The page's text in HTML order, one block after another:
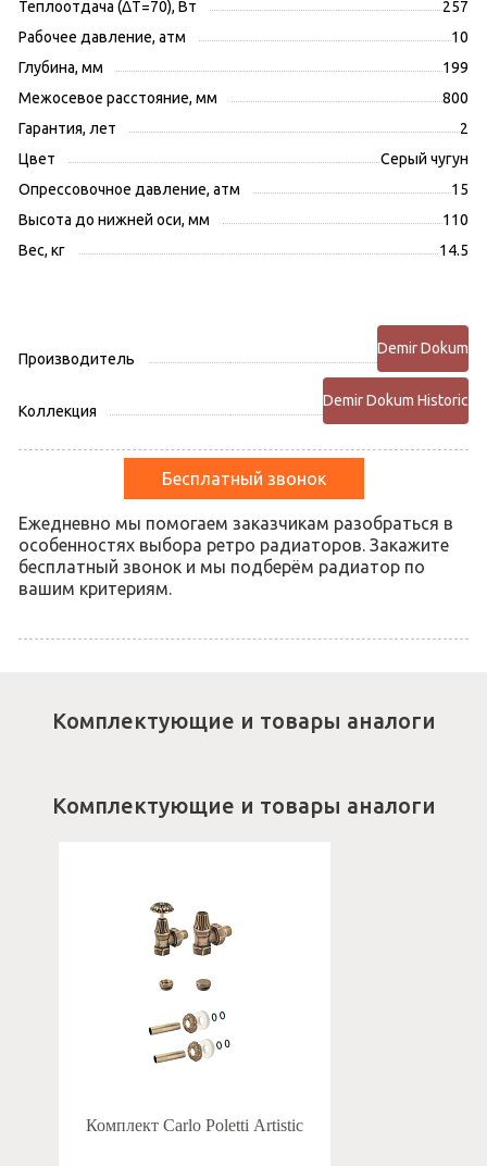
Теплоотдача (ΔT=70), Вт
257
Рабочее давление, атм
10
Глубина, мм
199
Межосевое расстояние, мм
800
Гарантия, лет
2
Цвет
Серый чугун
Опрессовочное давление, атм
15
Высота до нижней оси, мм
110
Вес, кг
14.5
Производитель
Demir Dokum
Коллекция
Demir Dokum Historic
Бесплатный звонок
Ежедневно мы помогаем заказчикам разобраться в
особенностях выбора ретро радиаторов. Закажите
бесплатный звонок и мы подберём радиатор по
вашим критериям.
Комплектующие и товары аналоги
Комплектующие и товары аналоги
Комплект Carlo Poletti Artistic